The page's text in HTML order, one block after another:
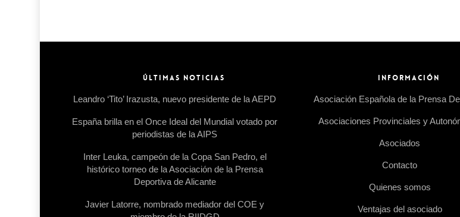
ÚLTIMAS NOTICIAS
Leandro ‘Tito’ Irazusta, nuevo presidente de la AEPD
España brilla en el Once Ideal del Mundial votado por
periodistas de la AIPS
Inter Leuka, campeón de la Copa San Pedro, el
histórico torneo de la Asociación de la Prensa
Deportiva de Alicante
Javier Latorre, nombrado mediador del COE y
INFORMACIÓN
Asociación Española de la Prensa
Asociaciones Provinciales y
Asociados
Contacto
Quienes somos
Ventajas del asociado